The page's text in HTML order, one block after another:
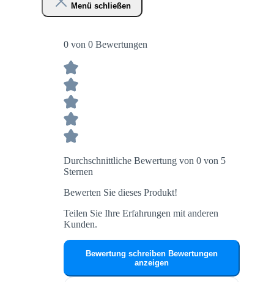
Menü schließen
0 von 0 Bewertungen
Durchschnittliche Bewertung von 0 von 5
Sternen
Bewerten Sie dieses Produkt!
Teilen Sie Ihre Erfahrungen mit anderen
Kunden.
Bewertung schreiben Bewertungen
anzeigen